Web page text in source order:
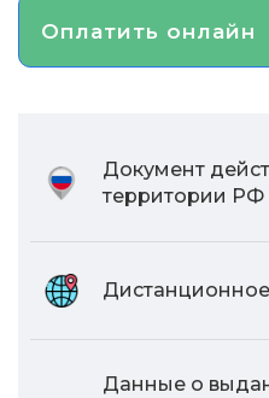
Оплатить онлайн
Документ
территории РФ
Данные о